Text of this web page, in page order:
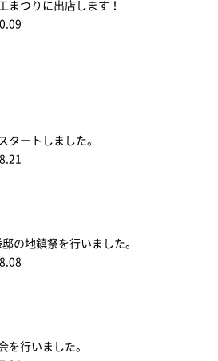
まつりに出店します！
タートしました。
の地鎮祭を行いました。
を行いました。